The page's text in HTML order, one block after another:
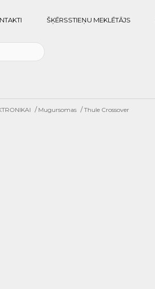
ŠĶĒRSSTIEŅU MEKLĒTĀJS
/ Mugursomas /Thule Crossover